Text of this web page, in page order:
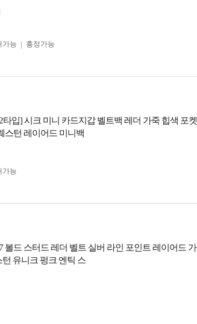
가능 흥정가능
타입] 시크 미니 카드지갑 벨트백 레더 가죽 힙색 포켓
스턴 레이어드 미니백
가능
볼드 스터드 레더 벨트 실버 라인 포인트 레이어드 가
턴 유니크 펑크 엔틱 스